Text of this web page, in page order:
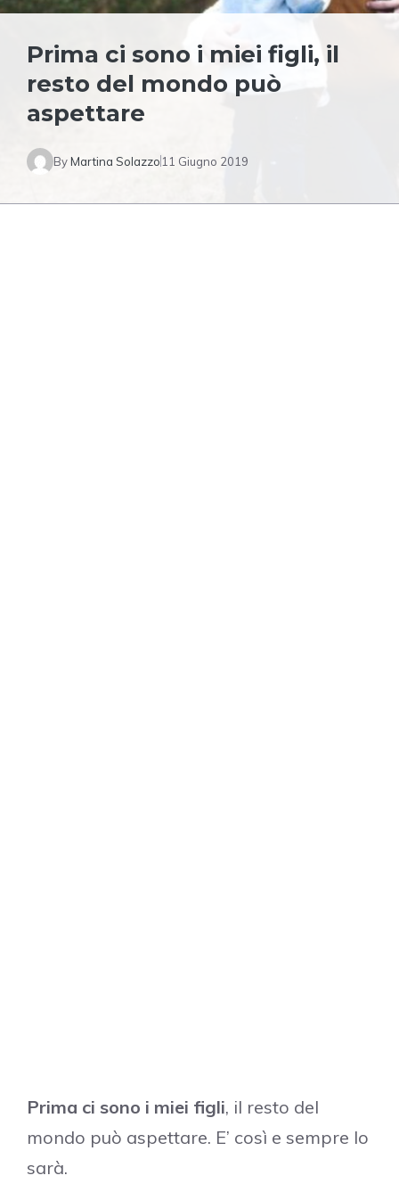
Prima ci sono i miei figli, il
resto del mondo può
aspettare
ByMartina Solazzo 11 Giugno 2019
Prima ci sono i miei figli, il resto del
mondo può aspettare. E’ così e sempre lo
sarà.